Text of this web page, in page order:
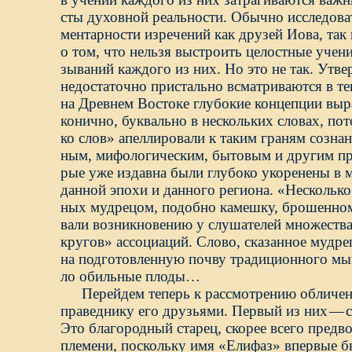
сты духовной реальности. Обычно
ментарности изречений как друзей Иова,
о том, что нельзя выстроить целостные
зываний каждого из них. Но это не так.
недостаточно пристально всматриваются в
на Древнем Востоке глубокие концепции
конично, буквально в нескольких словах,
ко слов» апеллировали к таким граням
ным, мифологическим, бытовым и другим
рые уже издавна были глубоко укоренены в
данной эпохи и данного региона.
ных мудрецом, подобно камешку,
вали возникновению у слушателей
кругов» ассоциаций. Слово, сказанное
на подготовленную почву традиционного
ло обильные плоды…
Перейдем теперь к рассмотрению
праведнику его друзьями. Первый из них—
Это благородный старец, скорее всего
племени, поскольку имя «Елифаз» впервые